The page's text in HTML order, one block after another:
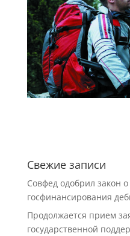
Свежие записи
Совфед одобрил закон
госфинансирования
Продолжается прием
государственной